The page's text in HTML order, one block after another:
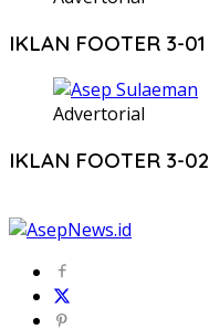
IKLAN FOOTER 3-01
Advertorial
IKLAN FOOTER 3-02